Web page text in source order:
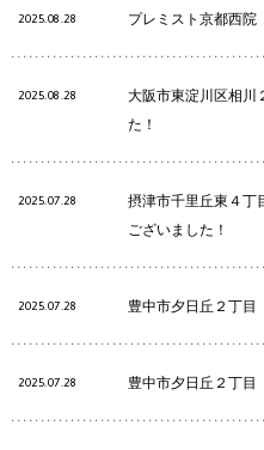
2025.08.28 プレミスト京都西
2025.08.28
大阪市東淀川区相
た！
2025.07.28
摂津市千里丘東４
ございました！
2025.07.28 豊中市夕日丘２丁
2025.07.28 豊中市夕日丘２丁